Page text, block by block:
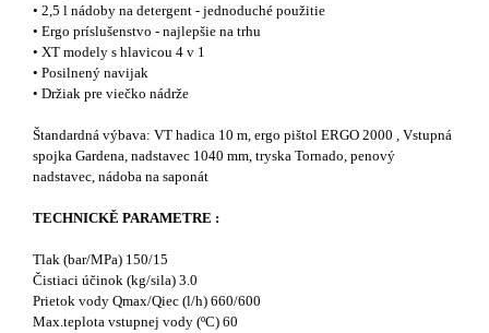
• 2,5 l nádoby na detergent - jednoduché použitie
• Ergo príslušenstvo - najlepšie na trhu
• XT modely s hlavicou 4 v 1
• Posilnený navijak
• Držiak pre viečko nádrže
Štandardná výbava: VT hadica 10 m, ergo pištol ERGO 2000 , Vstupná
spojka Gardena, nadstavec 1040 mm, tryska Tornado, penový
nadstavec, nádoba na saponát
TECHNICKĚ PARAMETRE :
Tlak (bar/MPa) 150/15
Čistiaci účinok (kg/sila) 3.0
Prietok vody Qmax/Qiec (l/h) 660/600
Max.teplota vstupnej vody (ºC) 60